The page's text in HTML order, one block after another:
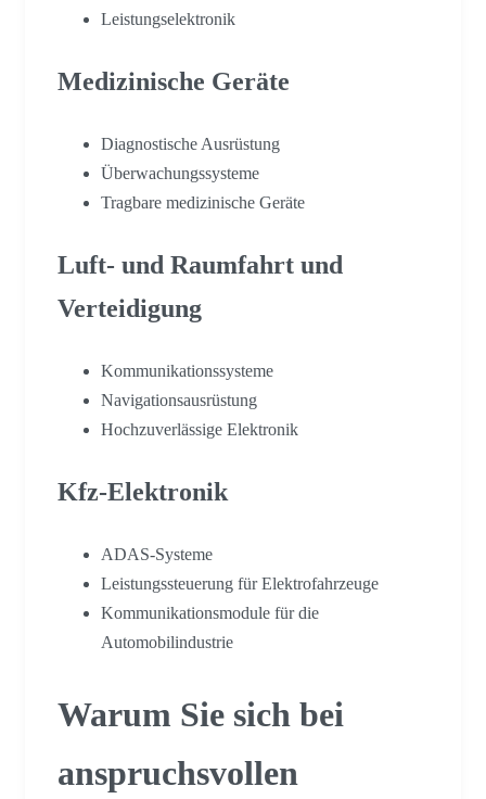
Leistungselektronik
Medizinische Geräte
Diagnostische Ausrüstung
Überwachungssysteme
Tragbare medizinische Geräte
Luft- und Raumfahrt und
Verteidigung
Kommunikationssysteme
Navigationsausrüstung
Hochzuverlässige Elektronik
Kfz-Elektronik
ADAS-Systeme
Leistungssteuerung für Elektrofahrzeuge
Kommunikationsmodule für die
Automobilindustrie
Warum Sie sich bei
anspruchsvollen